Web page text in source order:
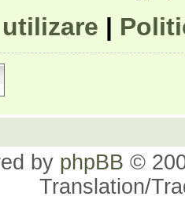
|
by phpBB ©
Translation/